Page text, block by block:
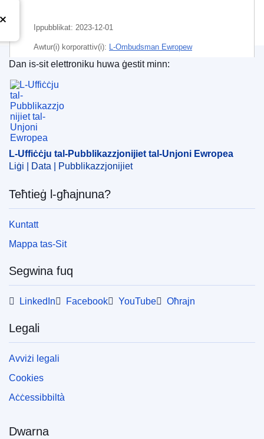
Ippubblikat: 2023-12-01
Awtur(i) korporattiv(i): L-Ombudsman Ewropew
skambju ta' informazzjoni
CELEX : 52023XX01366
ELI :
L-Uffiċċju tal-Pubblikazzjonijiet tal-Unjoni
Dan is-sit elettroniku huwa ġestit minn:
L-Uffiċċju tal-Pubblikazzjonijiet tal-Unjoni Ewropea
Liġi | Data | Pubblikazzjonijiet
Teħtieġ l-għajnuna?
Kuntatt
Mappa tas-Sit
Segwina fuq
LinkedIn Facebook YouTube Oħrajn
Legali
Avviżi legali
Cookies
Aċċessibbiltà
Dwarna